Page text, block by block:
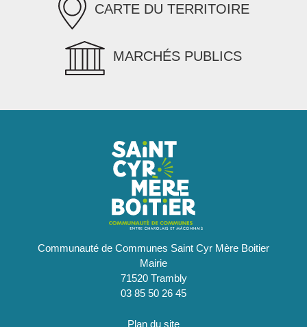
CARTE DU TERRITOIRE
MARCHÉS PUBLICS
Communauté de Communes Saint Cyr Mère Boitier
Mairie
71520 Trambly
03 85 50 26 45
Plan du site